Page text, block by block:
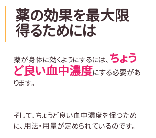
薬の効果を最大限
得るためには
薬が身体に効くようにするには、ちょう
ど良い血中濃度にする必要があ
ります。
そして、ちょうど良い血中濃度を保つため
に、用法・用量が定められているのです。